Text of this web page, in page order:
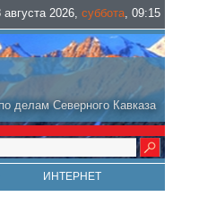
августа 2026, суббота, 09:15
делам Северного Кавказа
ИНТЕРНЕТ